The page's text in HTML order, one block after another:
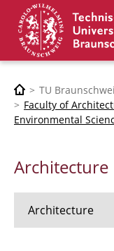
TU
Faculty of
Environmental
Architecture
Architecture